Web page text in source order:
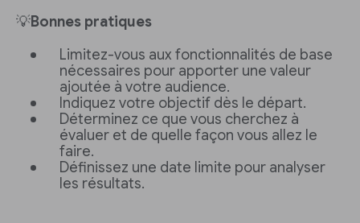
💡Bonnes pratiques
Limitez-vous aux fonctionnalités de base
nécessaires pour apporter une valeur
ajoutée à votre audience.
Indiquez votre objectif dès le départ.
Déterminez ce que vous cherchez à
évaluer et de quelle façon vous allez le
faire.
Définissez une date limite pour analyser
les résultats.